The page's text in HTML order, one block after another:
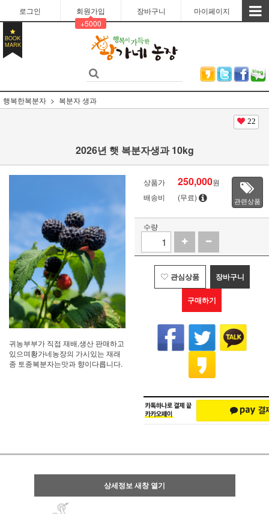
로그인
회원가입
+5000
장바구니 마이페이지
BOOK
MARK
행복한복분자 복분자 생과
22
2026년 햇 복분자생과 10kg
귀농부부가 직접 재배,생산 판매하고
있으며황가네농장의 가시있는 재래
종 토종복분자는맛과 향이다릅니다.
상품가 250,000원
배송비
(무료) 관련상품
수량
관심상품 장바구니
구매하기
상세정보 새창 열기